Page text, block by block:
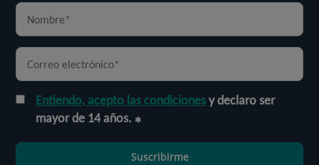
Entiendo, acepto las condicionesy declaro ser
mayor de 14 años.
Suscribirme